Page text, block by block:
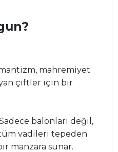
mahremiyet
çiftler için bir
balonları değil,
tüm vadileri tepeden
manzara sunar.